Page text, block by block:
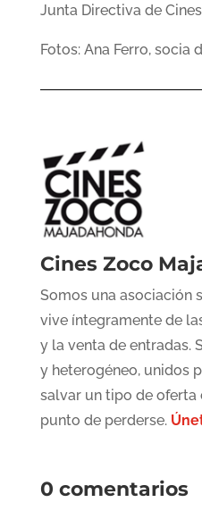
Junta Directiva de
Fotos: Ana Ferro, socia
Cines Zoco
Somos una asociación
vive íntegramente de
y la venta de entradas.
y heterogéneo, unidos
salvar un tipo de
punto de perderse.
0 comentarios